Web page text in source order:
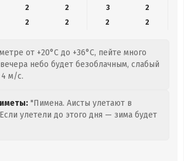
2
2 3
2
2
2 2 2
от +20°C до +36°C, пейте много
небо будет безоблачным, слабый
м/с.
"Пимена. Аисты улетают в
улетели до этого дня — зима будет